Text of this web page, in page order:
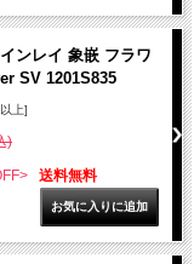
ンレイ 象嵌 フラワ
SV 1201S835
上]
)
送料無料